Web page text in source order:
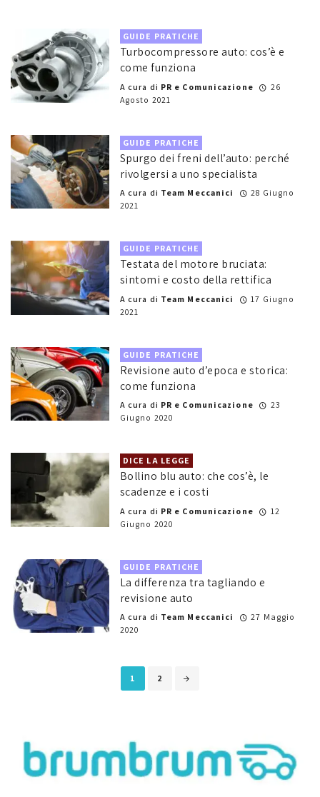
GUIDE PRATICHE
Turbocompressore auto: cos’è e
come funziona
A cura di PR e Comunicazione
26
Agosto 2021
GUIDE PRATICHE
Spurgo dei freni dell’auto: perché
rivolgersi a uno specialista
A cura di Team Meccanici
28 Giugno
2021
GUIDE PRATICHE
Testata del motore bruciata:
sintomi e costo della rettifica
A cura di Team Meccanici
17 Giugno
2021
GUIDE PRATICHE
Revisione auto d’epoca e storica:
come funziona
A cura di PR e Comunicazione
23
Giugno 2020
DICE LA LEGGE
Bollino blu auto: che cos’è, le
scadenze e i costi
A cura di PR e Comunicazione
12
Giugno 2020
GUIDE PRATICHE
La differenza tra tagliando e
revisione auto
A cura di Team Meccanici
27 Maggio
2020
1 2